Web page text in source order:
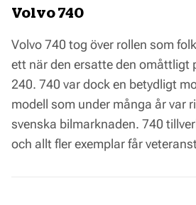
Volvo 740
Volvo 740 tog över rollen som
ett när den ersatte den omåttligt
240. 740 var dock en betydligt
modell som under många år var
svenska bilmarknaden. 740
och allt fler exemplar får